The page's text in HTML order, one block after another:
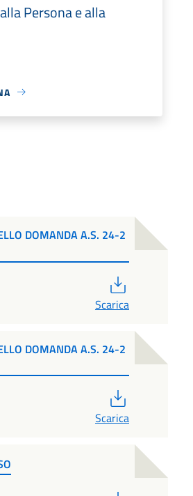
Persona e alla
DOMANDA A.S. 24-2
Scarica
DOMANDA A.S. 24-2
Scarica